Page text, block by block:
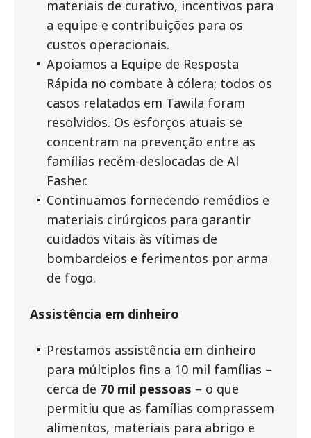
materiais de curativo, incentivos para
a equipe e contribuições para os
custos operacionais.
Apoiamos a Equipe de Resposta
Rápida no combate à cólera; todos os
casos relatados em Tawila foram
resolvidos. Os esforços atuais se
concentram na prevenção entre as
famílias recém-deslocadas de Al
Fasher.
Continuamos fornecendo remédios e
materiais cirúrgicos para garantir
cuidados vitais às vítimas de
bombardeios e ferimentos por arma
de fogo.
Assistência em dinheiro
Prestamos assistência em dinheiro
para múltiplos fins a 10 mil famílias –
cerca de 70 mil pessoas – o que
permitiu que as famílias comprassem
alimentos, materiais para abrigo e